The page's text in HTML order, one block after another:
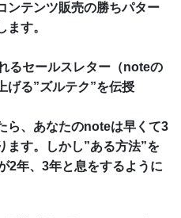
ンテンツ販売の勝ちパター
ます。
るセールスレター（noteの
げる”ズルテク”を伝授
ら、あなたのnoteは早くて3
ます。しかし”ある方法”を
2年、3年と息をするように